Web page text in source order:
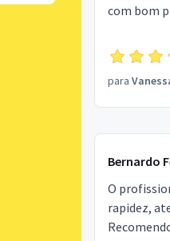
com bom
para
Bernardo
O
rapidez,